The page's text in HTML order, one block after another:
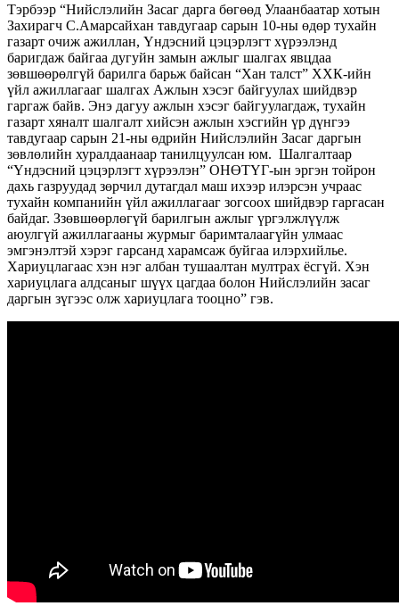
Тэрбээр “Нийслэлийн Засаг дарга бөгөөд Улаанбаатар хотын
Захирагч С.Амарсайхан тавдугаар сарын 10-ны өдөр тухайн
газарт очиж ажиллан, Үндэсний цэцэрлэгт хүрээлэнд
баригдаж байгаа дугуйн замын ажлыг шалгах явцдаа
зөвшөөрөлгүй барилга барьж байсан “Хан талст” ХХК-ийн
үйл ажиллагааг шалгах Ажлын хэсэг байгуулах шийдвэр
гаргаж байв. Энэ дагуу ажлын хэсэг байгуулагдаж, тухайн
газарт хяналт шалгалт хийсэн ажлын хэсгийн үр дүнгээ
тавдугаар сарын 21-ны өдрийн Нийслэлийн Засаг даргын
зөвлөлийн хуралдаанаар танилцуулсан юм. Шалгалтаар
“Үндэсний цэцэрлэгт хүрээлэн” ОНӨТҮГ-ын эргэн тойрон
дахь газруудад зөрчил дутагдал маш ихээр илэрсэн учраас
тухайн компанийн үйл ажиллагааг зогсоох шийдвэр гаргасан
байдаг. Ззөвшөөрлөгүй барилгын ажлыг үргэлжлүүлж
аюулгүй ажиллагааны журмыг баримталаагүйн улмаас
эмгэнэлтэй хэрэг гарсанд харамсаж буйгаа илэрхийлье.
Хариуцлагаас хэн нэг албан тушаалтан мултрах ёсгүй. Хэн
хариуцлага алдсаныг шүүх цагдаа болон Нийслэлийн засаг
даргын зүгээс олж хариуцлага тооцно” гэв.